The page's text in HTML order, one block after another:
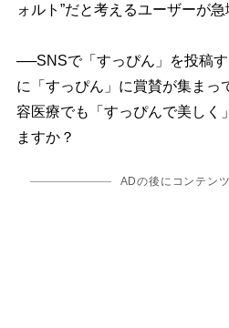
ォルト”だと考えるユーザーが急
──SNSで「すっぴん」を投稿
に「すっぴん」に賞賛が集まっ
容医療でも「すっぴんで美しく
ますか？
ADの後にコンテン